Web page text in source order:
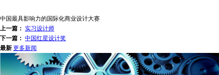
中国最具影响力的国际化商业设计大赛
上一篇： 实习设计师
下一篇： 中国红星设计奖
最新更多新闻